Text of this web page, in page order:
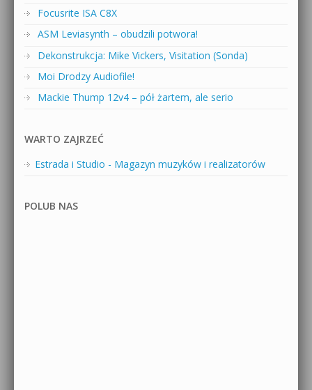
Focusrite ISA C8X
ASM Leviasynth – obudzili potwora!
Dekonstrukcja: Mike Vickers, Visitation (Sonda)
Moi Drodzy Audiofile!
Mackie Thump 12v4 – pół żartem, ale serio
WARTO ZAJRZEĆ
Estrada i Studio - Magazyn muzyków i realizatorów
POLUB NAS